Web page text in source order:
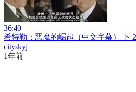
36:40
希特勒：恶魔的崛起（中文字幕） 下 2
cityskyj
1年前